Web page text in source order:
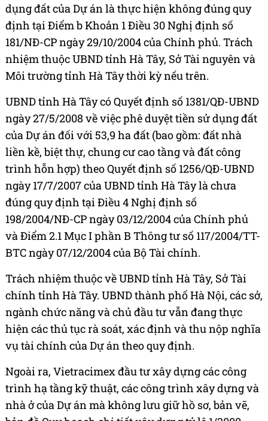
dụng đất của Dự án là thực hiện không đúng quy
định tại Điểm b Khoản 1 Điều 30 Nghị định số
181/NĐ-CP ngày 29/10/2004 của Chính phủ. Trách
nhiệm thuộc UBND tỉnh Hà Tây, Sở Tài nguyên và
Môi trường tỉnh Hà Tây thời kỳ nếu trên.
UBND tỉnh Hà Tây có Quyết định số 1381/QĐ-UBND
ngày 27/5/2008 về việc phê duyệt tiền sử dụng đất
của Dự án đối với 53,9 ha đất (bao gồm: đất nhà
liền kề, biệt thự, chung cư cao tầng và đất công
trình hỗn hợp) theo Quyết định số 1256/QĐ-UBND
ngày 17/7/2007 của UBND tỉnh Hà Tây là chưa
đúng quy định tại Điều 4 Nghị định số
198/2004/NĐ-CP ngày 03/12/2004 của Chính phủ
và Điểm 2.1 Mục I phần B Thông tư số 117/2004/TT-
BTC ngày 07/12/2004 của Bộ Tài chính.
Trách nhiệm thuộc về UBND tỉnh Hà Tây, Sở Tài
chính tỉnh Hà Tây. UBND thành phố Hà Nội, các sở,
ngành chức năng và chủ đầu tư vẫn đang thực
hiện các thủ tục rà soát, xác định và thu nộp nghĩa
vụ tài chính của Dự án theo quy định.
Ngoài ra, Vietracimex đầu tư xây dựng các công
trình hạ tầng kỹ thuật, các công trình xây dựng và
nhà ở của Dự án mà không lưu giữ hồ sơ, bản vẽ,